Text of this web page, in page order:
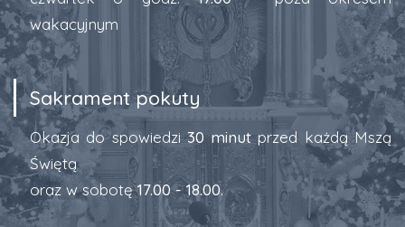
wakacyjnym
Sakrament pokuty
Okazja do spowiedzi30 minut przed każdą Mszą
Świętą
oraz w sobotę17.00 - 18.00.